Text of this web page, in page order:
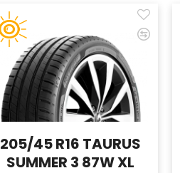
205/45 R16 TAURUS
SUMMER 3 87W XL